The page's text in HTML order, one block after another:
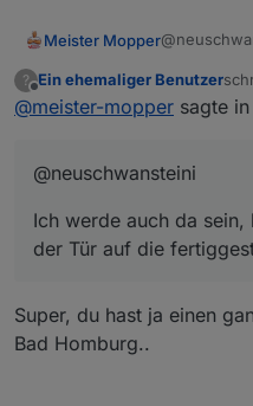
Meister Mopper
Ich werde
direkt vor
?
Offline
Ein ehemaliger Benutzer
@meister-mopper sagte in
@neuschwansteini
Ich werde auch da
der Tür auf die
Super, du hast ja einen
Bad Homburg..